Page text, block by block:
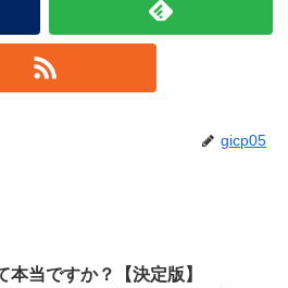
gicp05
当ですか？【決定版】